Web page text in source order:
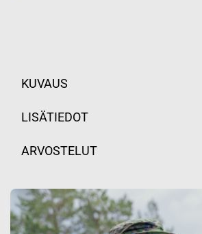
KUVAUS
LISÄTIEDOT
ARVOSTELUT